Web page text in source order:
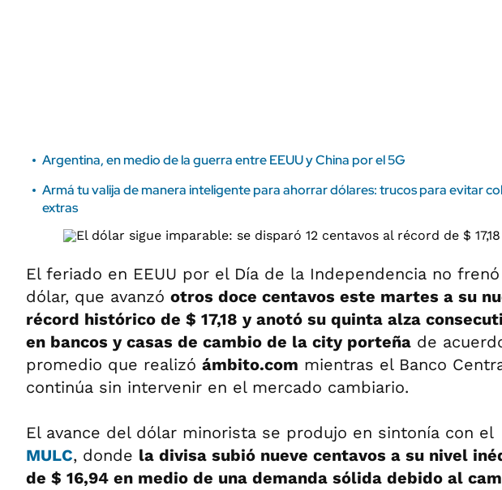
Argentina, en medio de la guerra entre EEUU y China por el 5G
Armá tu valija de manera inteligente para ahorrar dólares: trucos para evitar
extras
El feriado en EEUU por el Día de la Independencia no
dólar, que avanzó otros doce centavos este martes a su
récord histórico de $ 17,18 y anotó su quinta alza
en bancos y casas de cambio de la city porteña de
promedio que realizó ámbito.com mientras el Banco
continúa sin intervenir en el mercado cambiario.
El avance del dólar minorista se produjo en sintonía con el
MULC, donde la divisa subió nueve centavos a su nivel
de $ 16,94 en medio de una demanda sólida debido al